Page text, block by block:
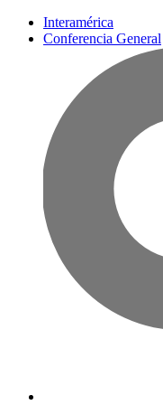
Interamérica
Conferencia General